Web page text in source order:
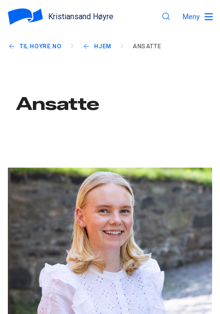
Kristiansand Høyre Meny
TIL HOYRE.NO HJEM ANSATTE
Ansatte